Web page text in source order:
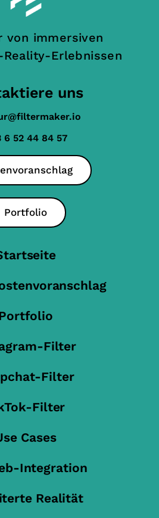
von immersiven
Erlebnissen
uns
6 52 44 84 57
Portfolio
Filter
Filter
Filter
Cases
Integration
Realität